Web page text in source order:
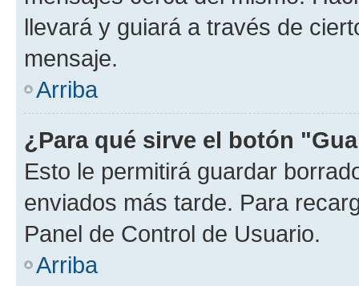
llevará y guiará a través de
mensaje.
Arriba
¿Para qué sirve el botón
Esto le permitirá guardar
enviados más tarde. Para
Panel de Control de Usuario.
Arriba